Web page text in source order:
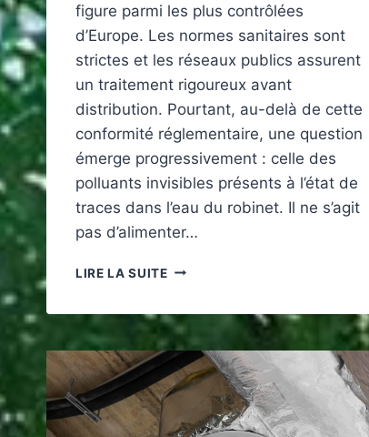
figure parmi les plus contrôlées
d’Europe. Les normes sanitaires sont
strictes et les réseaux publics assurent
un traitement rigoureux avant
distribution. Pourtant, au-delà de cette
conformité réglementaire, une question
émerge progressivement : celle des
polluants invisibles présents à l’état de
traces dans l’eau du robinet. Il ne s’agit
pas d’alimenter…
LIRE LA SUITEPOLLUANTS
L’EAU
DOMESTIQUE
UN
ENJEU
ENVIRONNEMENTAL